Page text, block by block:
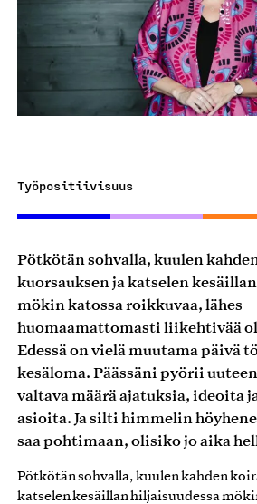
Työpositiivisuus
Pötkötän sohvalla, kuulen
kuorsauksen ja katselen
mökin katossa roikkuvaa, lähes
huomaamattomasti liikehtivää
Edessä on vielä muutama päivä
kesäloma. Päässäni pyörii
valtava määrä ajatuksia, ideoita
asioita. Ja silti himmelin
saa pohtimaan, olisiko jo aika
Pötkötän sohvalla, kuulen kahden
katselen kesäillan hiljaisuudessa